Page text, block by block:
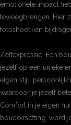
emotionele impact
teweegbrengen. Hier
fotoshoot kan
Zelfexpressie: Een
jezelf op een unieke
eigen stijl,
waardoor je jezelf
Comfort in je eigen
boudoirsetting, word